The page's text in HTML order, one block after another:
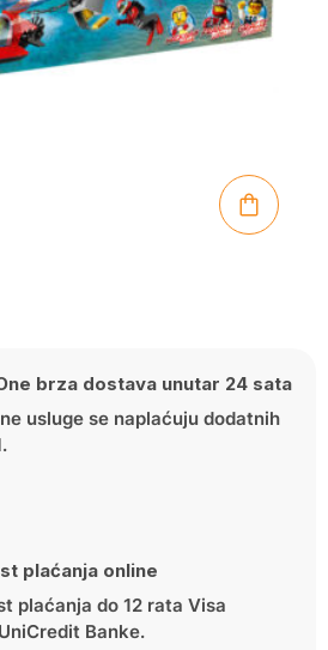
brza dostava unutar 24 sata
usluge se naplaćuju dodatnih
plaćanja online
plaćanja do 12 rata Visa
Banke.